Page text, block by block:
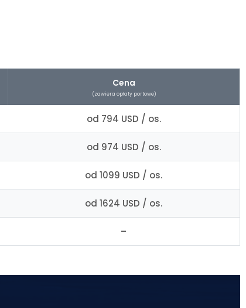
Cena
(zawiera opłaty portowe)
od 794 USD / os.
od 974 USD / os.
od 1099 USD / os.
od 1624 USD / os.
–